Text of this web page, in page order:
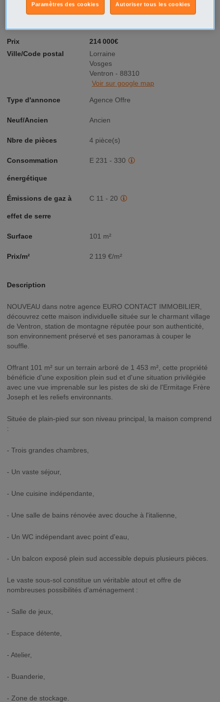
Prix
214 000€
Ville/Code postal
Lorraine
Vosges
Ventron - 88310
Voir sur google map
Type d'annonce Agence Offre
Neuf/Ancien Ancien
Nbre de pièces 4 pièce(s)
Consommation
énergétique
E 231 - 330
Émissions de gaz à
effet de serre
C 11 - 20
Surface 101 m²
Prix/m² 2 119 €/m²
Description
NOUVEAU dans notre agence EURO CONTACT IMMOBILIER,
découvrez cette maison individuelle située sur le charmant village
de Ventron, station de montagne réputée pour son authenticité,
son environnement préservé et ses panoramas à couper le
souffle.
Offrant 101 m² sur un terrain arboré de 1 453 m², cette propriété
bénéficie d'une exposition plein sud et d'une situation privilégiée
avec une vue imprenable sur les pistes de ski de l'Ermitage Frère
Joseph et les reliefs environnants.
Située de plain-pied sur son niveau principal, la maison comprend
:
- Trois grandes chambres,
- Un vaste séjour,
- Une cuisine indépendante,
- Une salle de bains rénovée avec douche à l'italienne,
- Un WC indépendant avec point d'eau,
- Un balcon exposé plein sud accessible depuis plusieurs pièces.
Le vaste sous-sol constitue un véritable atout et offre de
nombreuses possibilités d'aménagement :
- Salle de jeux,
- Espace détente,
- Atelier,
- Buanderie,
- Zone de stockage.
Autoriser tous les cookies
Paramètres des cookies